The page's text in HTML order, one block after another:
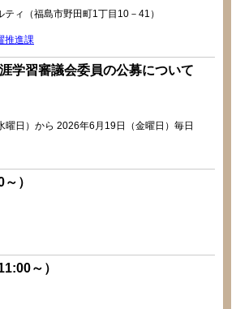
ィ（福島市野田町1丁目10－41）
推進課
学習審議会委員の公募について
曜日）から 2026年6月19日（金曜日）毎日
）
～）